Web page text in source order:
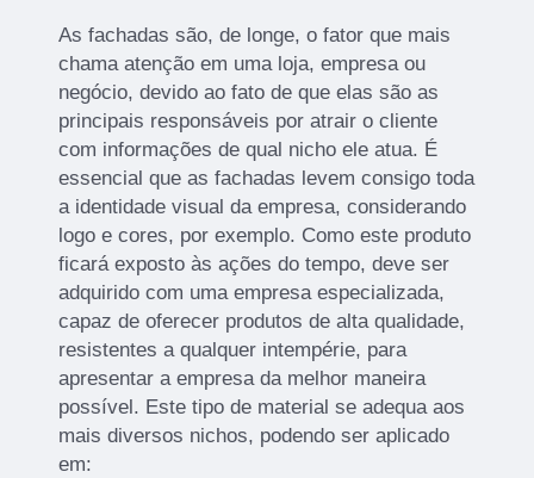
As fachadas são, de longe, o fator que mais
chama atenção em uma loja, empresa ou
negócio, devido ao fato de que elas são as
principais responsáveis por atrair o cliente
com informações de qual nicho ele atua. É
essencial que as fachadas levem consigo toda
a identidade visual da empresa, considerando
logo e cores, por exemplo. Como este produto
ficará exposto às ações do tempo, deve ser
adquirido com uma empresa especializada,
capaz de oferecer produtos de alta qualidade,
resistentes a qualquer intempérie, para
apresentar a empresa da melhor maneira
possível. Este tipo de material se adequa aos
mais diversos nichos, podendo ser aplicado
em: